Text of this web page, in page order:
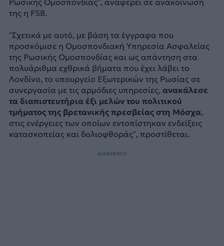
της η FSB.
“Σχετικά με αυτό, με βάση τα έγγραφα που
προσκόμισε η Ομοσπονδιακή Υπηρεσία Ασφαλείας
της Ρωσικής Ομοσπονδίας και ως απάντηση στα
πολυάριθμα εχθρικά βήματα που έχει λάβει το
Λονδίνο, το υπουργείο Εξωτερικών της Ρωσίας σε
συνεργασία με τις αρμόδιες υπηρεσίες, ανακάλεσε
τα διαπιστευτήρια έξι μελών του πολιτικού
τμήματος της βρετανικής πρεσβείας στη Μόσχα,
στις ενέργειες των οποίων εντοπίστηκαν ενδείξεις
κατασκοπείας και δολιοφθοράς”, προστίθεται.
ΔΙΑΦΗΜΙΣΗ